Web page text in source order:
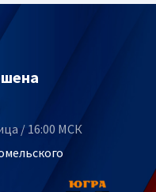
/ 16:00 МСК